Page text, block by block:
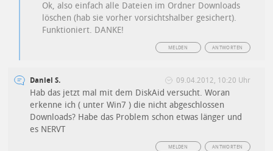
Ok, also einfach alle Dateien im Ordner Downloads
löschen (hab sie vorher vorsichtshalber gesichert).
Funktioniert. DANKE!
ANTWORTEN
MELDEN
Daniel S. 09.04.2012, 10:20 Uhr
Hab das jetzt mal mit dem DiskAid versucht. Woran
erkenne ich ( unter Win7 ) die nicht abgeschlossen
Downloads? Habe das Problem schon etwas länger und
es NERVT
ANTWORTEN
MELDEN